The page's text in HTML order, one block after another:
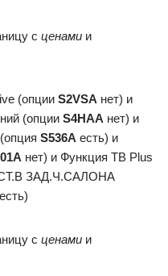
с ценами и
(опции S2VSA нет) и
(опции S4HAA нет) и
S536A есть) и
нет) и Функция ТВ Plus
ЗАД.Ч.САЛОНА
есть)
с ценами и